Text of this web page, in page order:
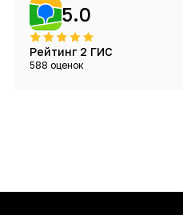
5.0
Рейтинг 2 ГИС
588 оценок